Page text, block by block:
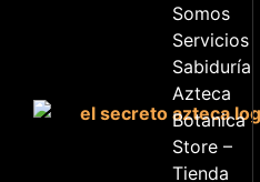
Somos
Servicios
Sabiduría
Azteca
Botanica
Store –
Tienda